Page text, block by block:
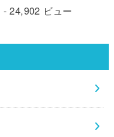
- 24,902 ビュー